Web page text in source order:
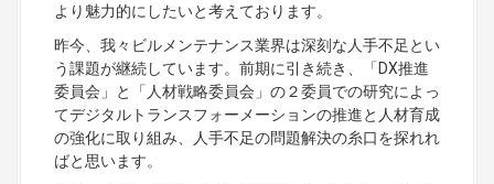
より魅力的にしたいと考えております。
昨今、我々ビルメンテナンス業界は深刻な人手不足とい
う課題が継続しています。前期に引き続き、「DX推進
委員会」と「人材戦略委員会」の２委員での研究によっ
てデジタルトランスフォーメーションの推進と人材育成
の強化に取り組み、人手不足の問題解決の糸口を探れれ
ばと思います。